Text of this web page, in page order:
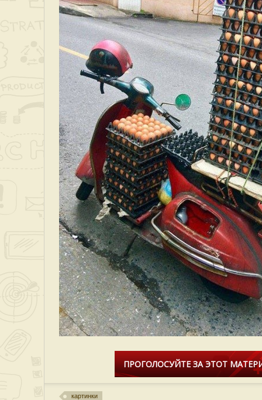
ПРОГОЛОСУЙТЕ ЗА ЭТОТ
картинки